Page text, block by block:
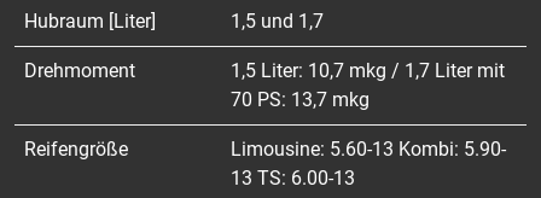
Hubraum [Liter] 1,5 und 1,7
Drehmoment
1,5 Liter: 10,7 mkg / 1,7 Liter mit
70 PS: 13,7 mkg
Reifengröße
Limousine: 5.60-13 Kombi: 5.90-
13 TS: 6.00-13